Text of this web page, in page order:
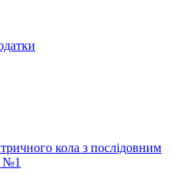
кола з послідовним
№1